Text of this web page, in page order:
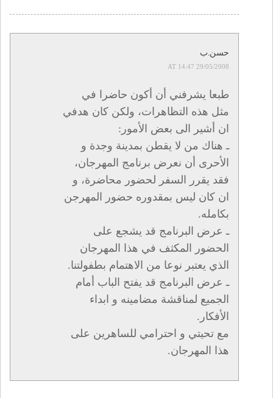
حسن.ب
29/05/2008 AT 14:47
طبعا يشرفني أن أكون حاضرا في
مثل هذه التظاهرات، ولكن كان هدفي
ان أشير الى بعض الأمور:
ـ هناك من لا يقطن بمدينة وجدة و
الأحرى أن نعرض برنامج المهرجان،
فقد يقرر السفر لحضور محاضرة، و
ان كان ليس بمقدوره حضور المهرجن
بكامله.
ـ عرض البرنامج قد يشجع على
الحضور المكثف في هذا المهرجان
الذي يعتبر نوعا من الاهتمام بطفولتنا.
ـ عرض البرنامج قد يفتح الباب أمام
الجميع لمناقشة مضامينه و ابداء
الأفكار.
مع تحيتي و احترامي للساهرين على
هذا المهرجان.